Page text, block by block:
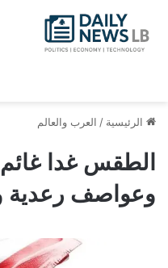
الرئيسية / العرب والعالم
الطقس غدا
وعواصف رعدية